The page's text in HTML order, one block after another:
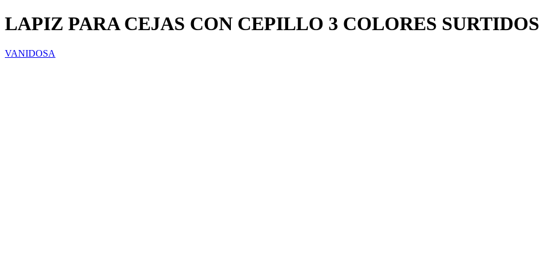
LAPIZ PARA CEJAS CON CEPILLO 3 COLORES
VANIDOSA